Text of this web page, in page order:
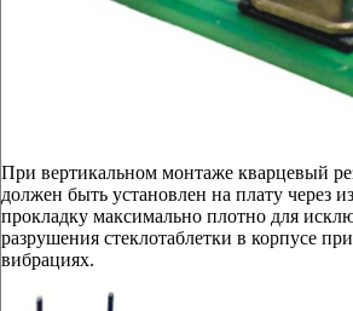
При вертикальном монтаже кварцевый
должен быть установлен на плату через
прокладку максимально плотно для
разрушения стеклотаблетки в корпусе
вибрациях.